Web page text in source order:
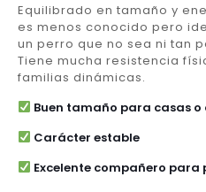
Equilibrado en tamaño y
es menos conocido pero
un perro que no sea ni tan
Tiene mucha resistencia
familias dinámicas.
Buen tamaño para casas o
Carácter estable
Excelente compañero para